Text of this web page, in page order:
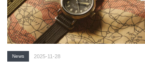
News 2025-11-28